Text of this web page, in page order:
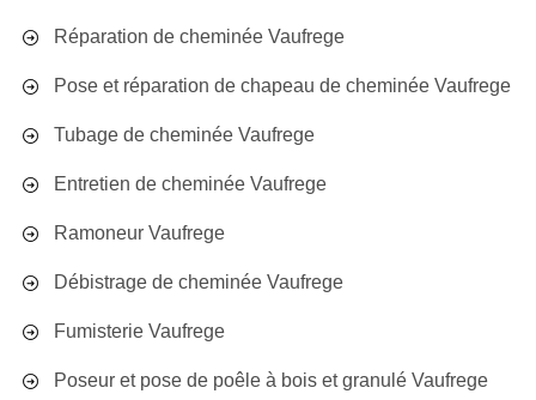
Réparation de cheminée Vaufrege
Pose et réparation de chapeau de cheminée Vaufrege
Tubage de cheminée Vaufrege
Entretien de cheminée Vaufrege
Ramoneur Vaufrege
Débistrage de cheminée Vaufrege
Fumisterie Vaufrege
Poseur et pose de poêle à bois et granulé Vaufrege